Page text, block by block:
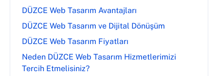
DÜZCE Web Tasarım Avantajları
DÜZCE Web Tasarım ve Dijital Dönüşüm
DÜZCE Web Tasarım Fiyatları
Neden DÜZCE Web Tasarım Hizmetlerimizi
Tercih Etmelisiniz?